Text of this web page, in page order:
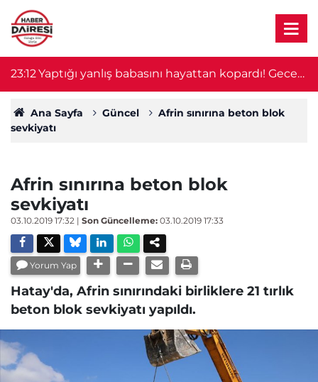
23:12Yaptığı yanlış babasını hayattan kopardı! Gece
nöbeti kabusa döndü
Ana Sayfa Güncel
Afrin sınırına beton blok
sevkiyatı
Afrin sınırına beton blok
sevkiyatı
03.10.2019 17:32 | Son Güncelleme: 03.10.2019 17:33
Yorum Yap
Hatay'da, Afrin sınırındaki birliklere 21 tırlık
beton blok sevkiyatı yapıldı.